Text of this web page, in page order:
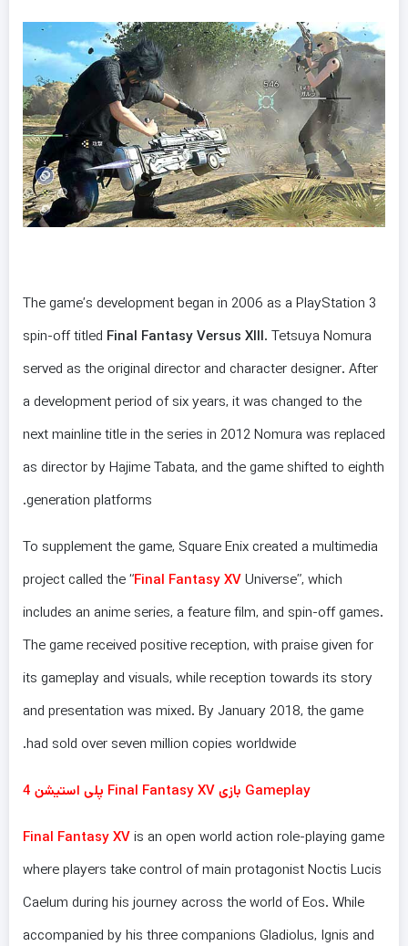
The game’s development began in 2006 as a PlayStation 3
spin-off titled Final Fantasy Versus XIII. Tetsuya Nomura
served as the original director and character designer. After
a development period of six years, it was changed to the
next mainline title in the series in 2012 Nomura was replaced
as director by Hajime Tabata, and the game shifted to eighth
generation platforms.
To supplement the game, Square Enix created a multimedia
project called the “Final Fantasy XVUniverse”, which
includes an anime series, a feature film, and spin-off games.
The game received positive reception, with praise given for
its gameplay and visuals, while reception towards its story
and presentation was mixed. By January 2018, the game
had sold over seven million copies worldwide.
Gameplay بازی Final Fantasy XV پلی استیشن 4
Final Fantasy XVis an open world action role-playing game
where players take control of main protagonist Noctis Lucis
Caelum during his journey across the world of Eos. While
accompanied by his three companions Gladiolus, Ignis and